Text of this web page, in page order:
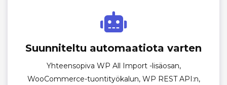
Suunniteltu automaatiota varten
Yhteensopiva WP All Import -lisäosan,
WooCommerce-tuontityökalun, WP REST API:n,